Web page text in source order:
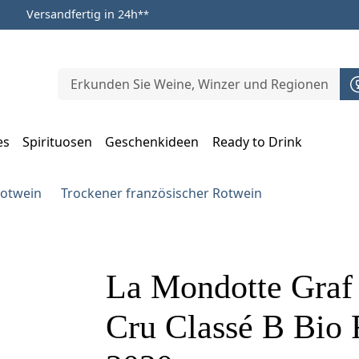
Versandfertig in 24h**
Spirituosen Geschenkideen
Ready to Drink
Trockener französischer Rotwein
La Mondotte
Cru Classé B Bio